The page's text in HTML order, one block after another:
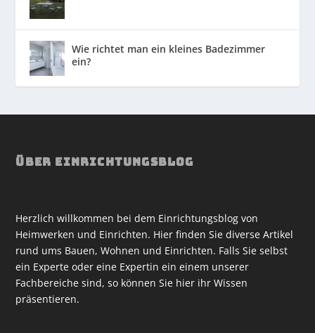
Wie richtet man ein kleines Badezimmer
ein?
ÜBER EINRICHTUNGSBLOG
Herzlich willkommen bei dem Einrichtungsblog von
Heimwerken und Einrichten. Hier finden Sie diverse Artikel
rund ums Bauen, Wohnen und Einrichten. Falls Sie selbst
ein Experte oder eine Expertin ein einem unserer
Fachbereiche sind, so können Sie hier ihr Wissen
präsentieren.